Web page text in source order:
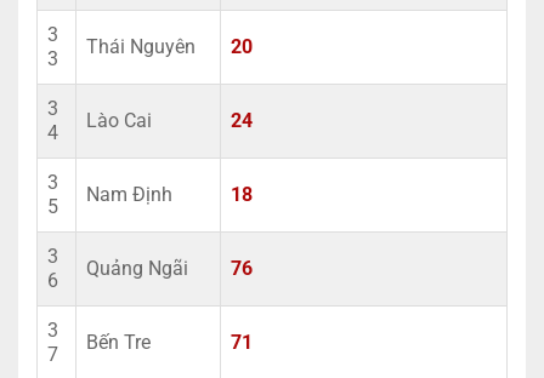
3
3
Thái Nguyên 20
3
4
Lào Cai 24
3
5
Nam Định 18
3
6
Quảng Ngãi 76
3
7
Bến Tre 71